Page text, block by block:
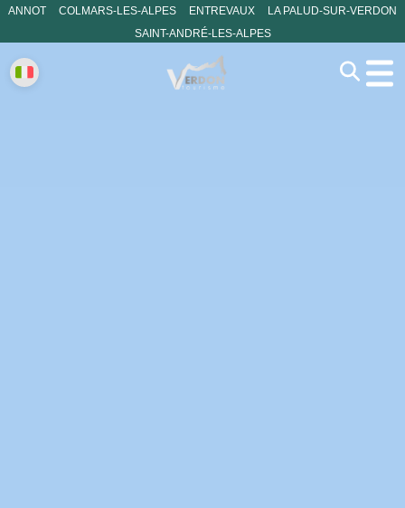
ANNOT COLMARS-LES-ALPES ENTREVAUX
LA PALUD-SUR-VERDON
SAINT-ANDRÉ-LES-ALPES